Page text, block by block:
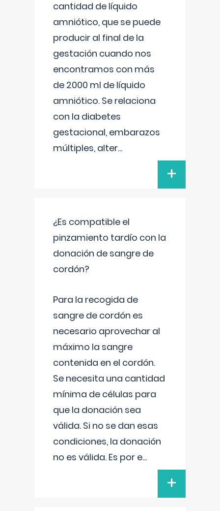
cantidad de líquido
amniótico, que se puede
producir al final de la
gestación cuando nos
encontramos con más
de 2000 ml de líquido
amniótico. Se relaciona
con la diabetes
gestacional, embarazos
múltiples, alter...
+
¿Es compatible el
pinzamiento tardío con la
donación de sangre de
cordón?
Para la recogida de
sangre de cordón es
necesario aprovechar al
máximo la sangre
contenida en el cordón.
Se necesita una cantidad
mínima de células para
que la donación sea
válida. Si no se dan esas
condiciones, la donación
no es válida. Es por e...
+